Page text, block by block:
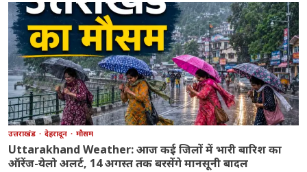
उत्तराखंड देहरादून मौसम
Uttarakhand Weather: आज कई जिलों में भारी बारिश का
ऑरेंज-येलो अलर्ट, 14 अगस्त तक बरसेंगे मानसूनी बादल